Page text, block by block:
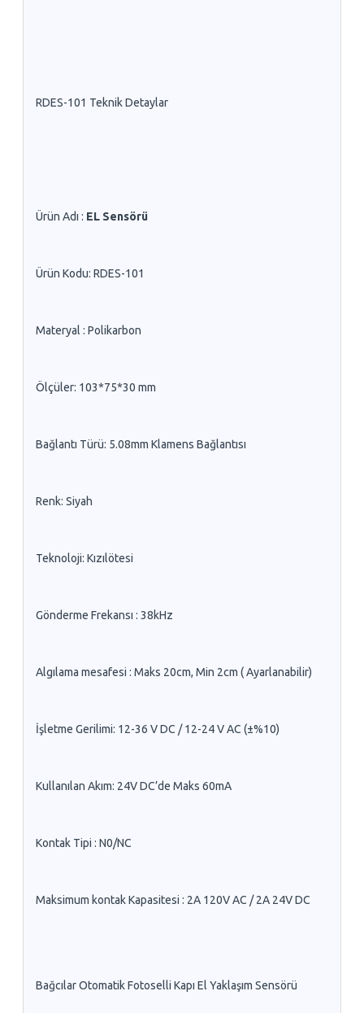
RDES-101 Teknik Detaylar
Ürün Adı : EL Sensörü
Ürün Kodu: RDES-101
Materyal : Polikarbon
Ölçüler: 103*75*30 mm
Bağlantı Türü: 5.08mm Klamens Bağlantısı
Renk: Siyah
Teknoloji: Kızılötesi
Gönderme Frekansı : 38kHz
Algılama mesafesi : Maks 20cm, Min 2cm ( Ayarlanabilir)
İşletme Gerilimi: 12-36 V DC / 12-24 V AC (±%10)
Kullanılan Akım: 24V DC’de Maks 60mA
Kontak Tipi : N0/NC
Maksimum kontak Kapasitesi : 2A 120V AC / 2A 24V DC
Bağcılar Otomatik Fotoselli Kapı El Yaklaşım Sensörü